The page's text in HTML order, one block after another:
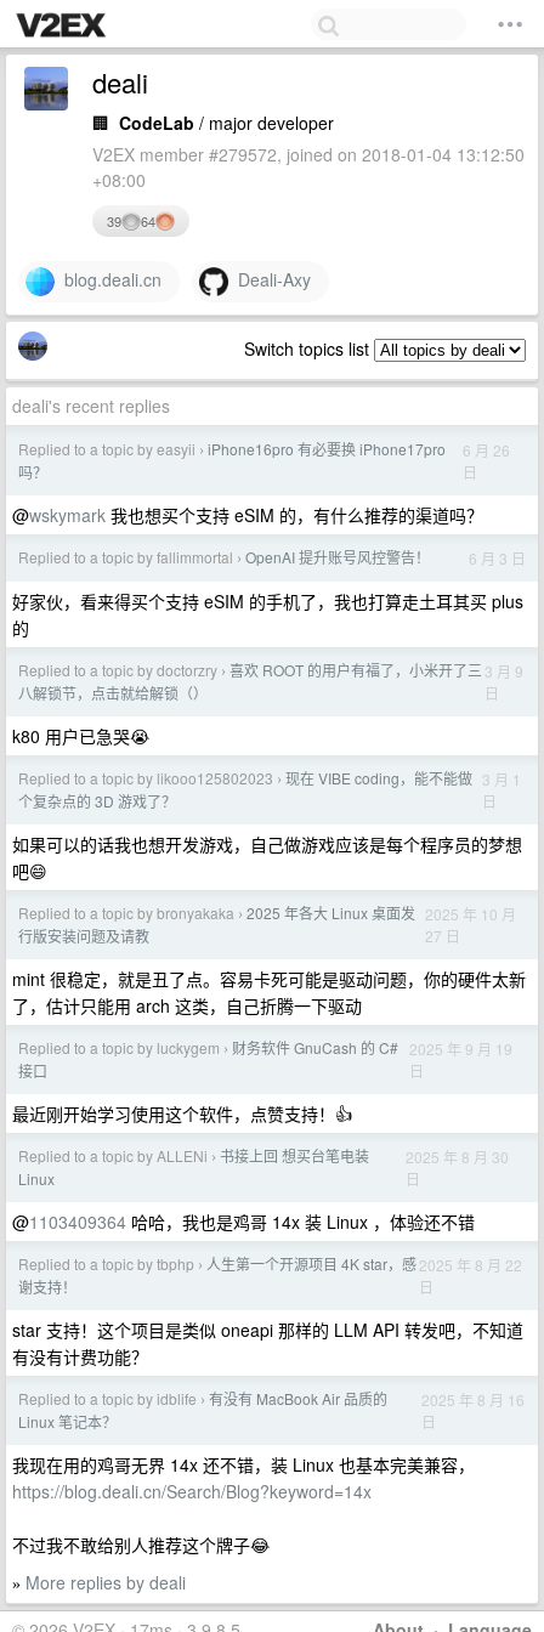
deali
🏢 CodeLab / major developer
V2EX member #279572, joined on 2018-01-04 13:12:50
+08:00
39 64
blog.deali.cn Deali-Axy
Switch topics list
deali's recent replies
Replied to a topic by easyii › iPhone16pro 有必要换 iPhone17pro
吗？
6 月 26
日
@wskymark 我也想买个支持 eSIM 的，有什么推荐的渠道吗？
Replied to a topic by fallimmortal › OpenAI 提升账号风控警告！ 6 月 3 日
好家伙，看来得买个支持 eSIM 的手机了，我也打算走土耳其买 plus
的
Replied to a topic by doctorzry › 喜欢 ROOT 的用户有福了，小米开了三
八解锁节，点击就给解锁（）
3 月 9
日
k80 用户已急哭😭
Replied to a topic by likooo125802023 › 现在 VIBE coding，能不能做
个复杂点的 3D 游戏了？
3 月 1
日
如果可以的话我也想开发游戏，自己做游戏应该是每个程序员的梦想
吧😄
Replied to a topic by bronyakaka › 2025 年各大 Linux 桌面发
行版安装问题及请教
2025 年 10 月
27 日
mint 很稳定，就是丑了点。容易卡死可能是驱动问题，你的硬件太新
了，估计只能用 arch 这类，自己折腾一下驱动
Replied to a topic by luckygem › 财务软件 GnuCash 的 C#
接口
2025 年 9 月 19
日
最近刚开始学习使用这个软件，点赞支持！👍
Replied to a topic by ALLENi › 书接上回 想买台笔电装
Linux
2025 年 8 月 30
日
@1103409364 哈哈，我也是鸡哥 14x 装 Linux ，体验还不错
Replied to a topic by tbphp › 人生第一个开源项目 4K star，感
谢支持！
2025 年 8 月 22
日
star 支持！这个项目是类似 oneapi 那样的 LLM API 转发吧，不知道
有没有计费功能？
Replied to a topic by idblife › 有没有 MacBook Air 品质的
Linux 笔记本？
2025 年 8 月 16
日
我现在用的鸡哥无界 14x 还不错，装 Linux 也基本完美兼容，
https://blog.deali.cn/Search/Blog?keyword=14x
不过我不敢给别人推荐这个牌子😂
» More replies by deali